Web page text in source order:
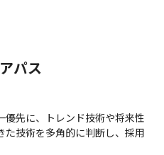
パス
先に、トレンド技術や将来性
た技術を多角的に判断し、採用